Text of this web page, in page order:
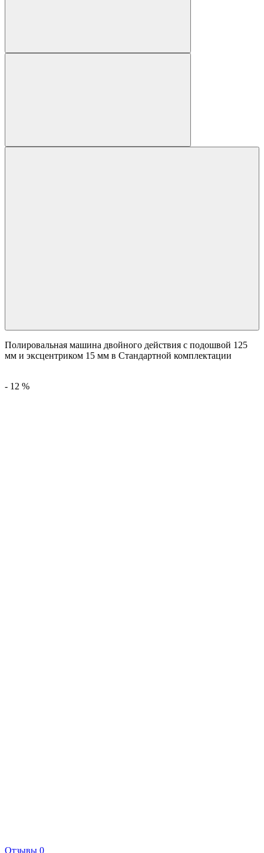
Полировальная машина двойного действия с подошвой 125
мм и эксцентриком 15 мм в Стандартной комплектации
- 12 %
Отзывы 0